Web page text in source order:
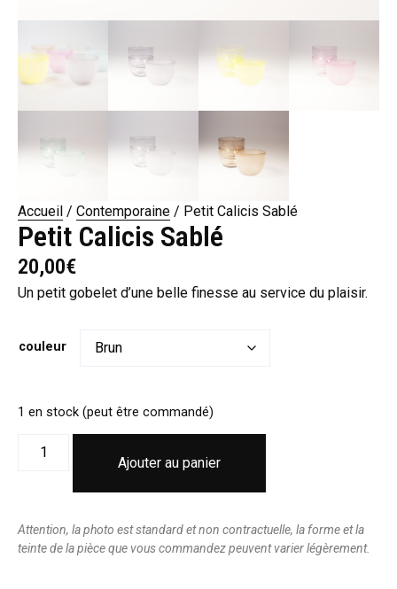
Accueil / Contemporaine / Petit Calicis Sablé
Petit Calicis Sablé
20,00€
Un petit gobelet d’une belle finesse au service du plaisir.
couleur
1 en stock (peut être commandé)
Ajouter au panier
Attention, la photo est standard et non contractuelle, la forme et la
teinte de la pièce que vous commandez peuvent varier légèrement.